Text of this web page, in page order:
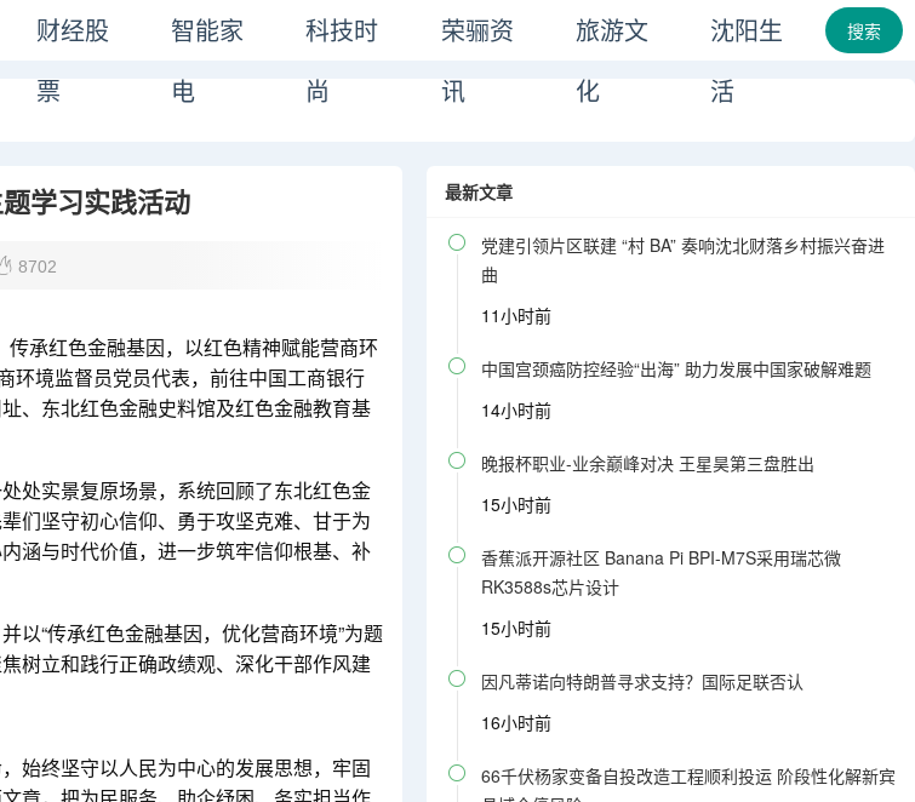
财经股
票
智能家
电
科技时
尚
荣骊资
讯
旅游文
化
沈阳生
活
搜索
学习实践活动
8702
承红色金融基因，以红色精神赋能营商环
环境监督员党员代表，前往中国工商银行
、东北红色金融史料馆及红色金融教育基
处实景复原场景，系统回顾了东北红色金
们坚守初心信仰、勇于攻坚克难、甘于为
涵与时代价值，进一步筑牢信仰根基、补
“传承红色金融基因，优化营商环境”为题
树立和践行正确政绩观、深化干部作风建
终坚守以人民为中心的发展思想，牢固
最新文章

党建引领片区联建 “村 BA” 奏响沈北财落乡村振兴奋进
曲
11小时前

中国宫颈癌防控经验“出海” 助力发展中国家破解难题
14小时前

晚报杯职业-业余巅峰对决 王星昊第三盘胜出
15小时前

香蕉派开源社区 Banana Pi BPI-M7S采用瑞芯微
RK3588s芯片设计
15小时前

因凡蒂诺向特朗普寻求支持？国际足联否认
16小时前

66千伏杨家变备自投改造工程顺利投运 阶段性化解新宾